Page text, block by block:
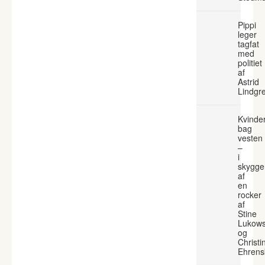
Pippi
leger
tagfat
med
politiet
af
Astrid
bag
vesten
–
i
af
en
rocker
af
Stine
og